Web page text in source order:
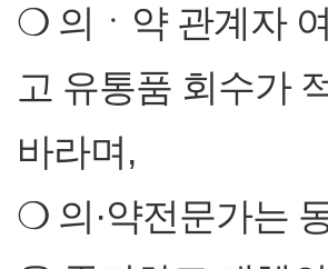
❍ 의ㆍ약 관계자
고 유통품 회수가
바라며,
❍ 의·약전문가는